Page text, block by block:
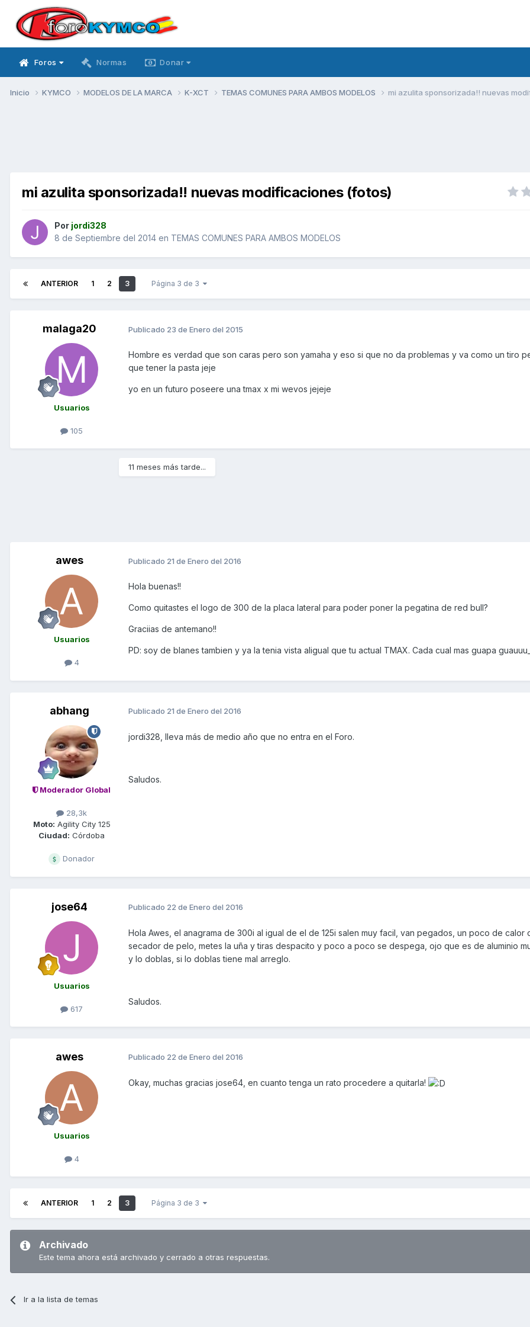
Foros Normas Donar
Inicio KYMCO MODELOS DE LA MARCA K-XCT TEMAS COMUNES PARA AMBOS MODELOS mi azulita sponsorizada!! nuevas
mi azulita sponsorizada!! nuevas modificaciones (fotos)
Por jordi328
8 de Septiembre del 2014 en TEMAS COMUNES PARA AMBOS MODELOS
ANTERIOR 1 2 3 Página 3 de 3
malaga20
Usuarios
105
Publicado 23 de Enero del 2015
Hombre es verdad que son caras pero son yamaha y eso si que no da problemas y va como un tiro
que tener la pasta jeje
yo en un futuro poseere una tmax x mi wevos jejeje
11 meses más tarde...
awes
Usuarios
4
Publicado 21 de Enero del 2016
Hola buenas!!
Como quitastes el logo de 300 de la placa lateral para poder poner la pegatina de red bull?
Graciias de antemano!!
PD: soy de blanes tambien y ya la tenia vista aligual que tu actual TMAX. Cada cual mas guapa
abhang
Moderador Global
28,3k
Moto: Agility City 125
Ciudad: Córdoba
Donador
Publicado 21 de Enero del 2016
jordi328, lleva más de medio año que no entra en el Foro.
Saludos.
jose64
Usuarios
617
Publicado 22 de Enero del 2016
Hola Awes, el anagrama de 300i al igual de el de 125i salen muy facil, van pegados, un poco de calor
secador de pelo, metes la uña y tiras despacito y poco a poco se despega, ojo que es de aluminio
y lo doblas, si lo doblas tiene mal arreglo.
Saludos.
awes
Usuarios
4
Publicado 22 de Enero del 2016
Okay, muchas gracias jose64, en cuanto tenga un rato procedere a quitarla!
ANTERIOR 1 2 3 Página 3 de 3
Archivado
Este tema ahora está archivado y cerrado a otras respuestas.
Ir a la lista de temas